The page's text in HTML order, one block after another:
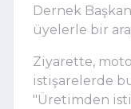
Dernek
üyelerle bir
Ziyarette,
istişarelerde
"Üretimden